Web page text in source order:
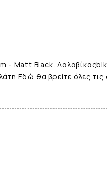
- Matt Black.
θα βρείτε όλες τις